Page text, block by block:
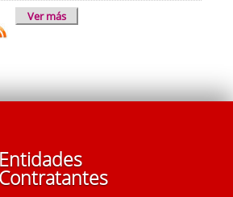
Ver más
Entidades
Contratantes